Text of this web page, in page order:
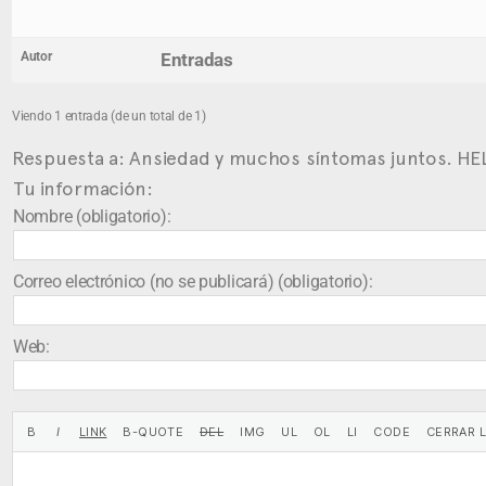
Autor Entradas
Viendo 1 entrada (de un total de 1)
Respuesta a: Ansiedad y muchos síntomas juntos.
Tu información:
Nombre (obligatorio):
Correo electrónico (no se publicará) (obligatorio):
Web: